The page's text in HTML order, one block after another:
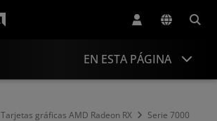
EN ESTA PÁGINA
Tarjetas gráficas AMD Radeon RX
Serie 7000